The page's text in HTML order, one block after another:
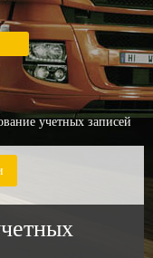
учетных записей